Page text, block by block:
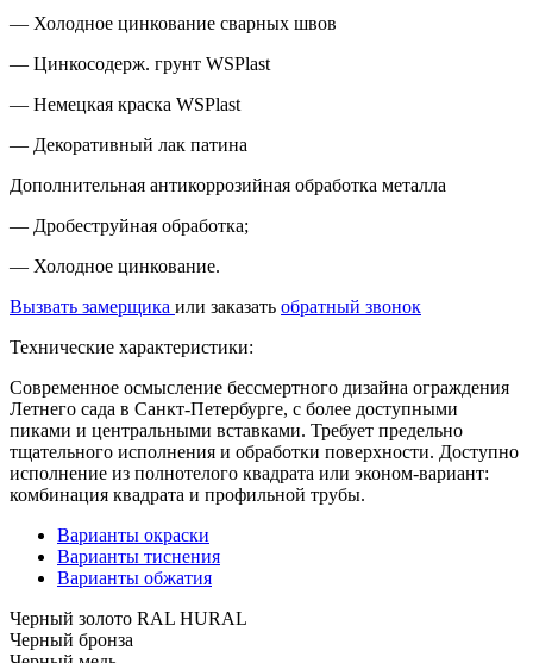
— Холодное цинкование сварных швов
— Цинкосодерж. грунт WSPlast
— Немецкая краска WSPlast
— Декоративный лак патина
Дополнительная антикоррозийная обработка металла
— Дробеструйная обработка;
— Холодное цинкование.
Вызвать замерщика или заказать обратный звонок
Технические характеристики:
Современное осмысление бессмертного дизайна ограждения
Летнего сада в Санкт-Петербурге, с более доступными
пиками и центральными вставками. Требует предельно
тщательного исполнения и обработки поверхности. Доступно
исполнение из полнотелого квадрата или эконом-вариант:
комбинация квадрата и профильной трубы.
Варианты окраски
Варианты тиснения
Варианты обжатия
Черный золото RAL HURAL
Черный бронза